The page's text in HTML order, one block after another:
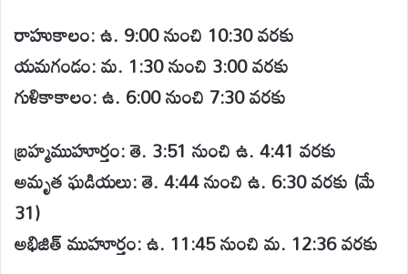
రాహుకాలం: ఉ. 9:00 నుంచి 10:30 వరకు
యమగండం: మ. 1:30 నుంచి 3:00 వరకు
గుళికాకాలం: ఉ. 6:00 నుంచి 7:30 వరకు
బ్రహ్మముహూర్తం: తె. 3:51 నుంచి ఉ. 4:41 వరకు
అమృత ఘడియలు: తె. 4:44 నుంచి ఉ. 6:30 వరకు (మే
31)
అభిజిత్ ముహూర్తం: ఉ. 11:45 నుంచి మ. 12:36 వరకు